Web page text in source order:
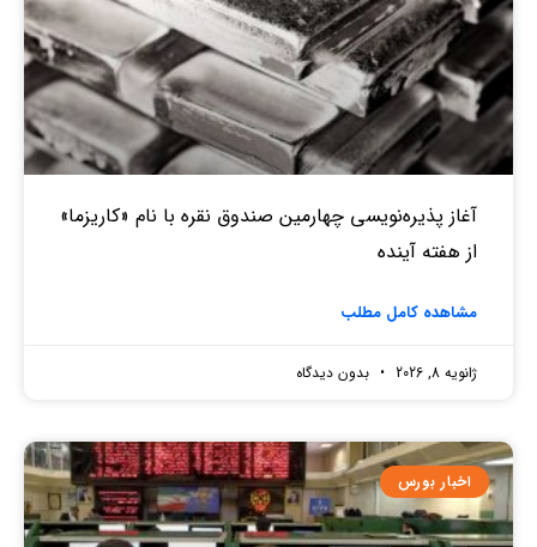
آغاز پذیره‌نویسی چهارمین صندوق نقره‌ با نام «کاریزما»
از هفته آینده
مشاهده کامل مطلب
ژانویه 8, 2026 بدون دیدگاه
اخبار بورس